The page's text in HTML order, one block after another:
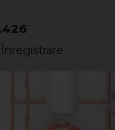
Înregistrare